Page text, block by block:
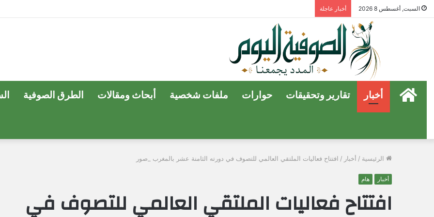
السبت, أغسطس 8 2026 أخبار عاجلة
الرئيسية
أخبار تقارير وتحقيقات حوارات ملفات شخصية أبحاث ومقالات الطرق الصوفية
الرئيسية / أخبار / افتتاح فعاليات الملتقي العالمي للتصوف في دورته الثامنة عشر بالمغرب _صور
أخبار هام
افتتاح فعاليات الملتقي العالمي للتصوف في